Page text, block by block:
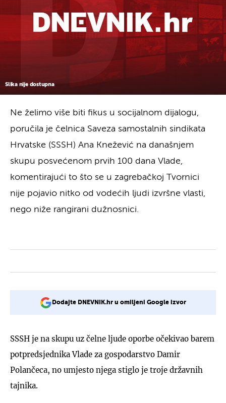
Slika nije dostupna
Ne želimo više biti fikus u socijalnom dijalogu,
poručila je čelnica Saveza samostalnih sindikata
Hrvatske (SSSH) Ana Knežević na današnjem
skupu posvećenom prvih 100 dana Vlade,
komentirajući to što se u zagrebačkoj Tvornici
nije pojavio nitko od vodećih ljudi izvršne vlasti,
nego niže rangirani dužnosnici.
Dodajte DNEVNIK.hr u omiljeni Google izvor
SSSH je na skupu uz čelne ljude oporbe očekivao barem
potpredsjednika Vlade za gospodarstvo Damir
Polančeca, no umjesto njega stiglo je troje državnih
tajnika.